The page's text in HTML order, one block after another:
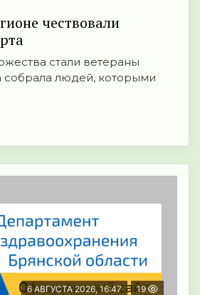
чествовали
стали ветераны
собрала людей, которыми
6 АВГУСТА 2026, 16:47 19